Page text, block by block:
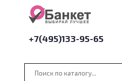
+7(495)133-95-65